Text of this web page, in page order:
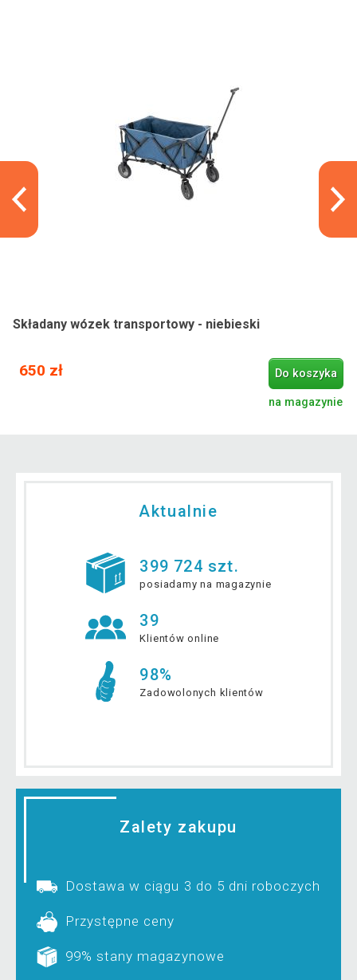
Składany wózek transportowy - niebieski
650 zł Do koszyka
na magazynie
Aktualnie
399 724 szt.
posiadamy na magazynie
39
Klientów online
98%
Zadowolonych klientów
Zalety zakupu
Dostawa w ciągu 3 do 5 dni roboczych
Przystępne ceny
99% stany magazynowe